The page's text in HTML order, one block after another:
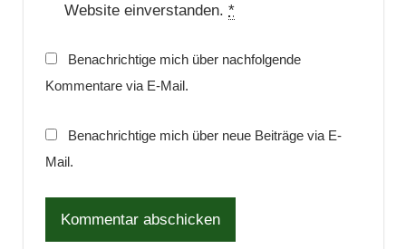
Website einverstanden. *
Benachrichtige mich über nachfolgende
Kommentare via E-Mail.
Benachrichtige mich über neue Beiträge via E-
Mail.